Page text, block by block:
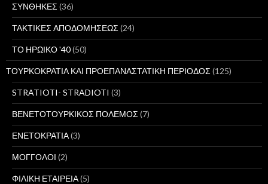
ΣΥΝΘΗΚΕΣ (36)
ΤΑΚΤΙΚΕΣ ΑΠΟΔΟΜΗΣΕΩΣ (24)
ΤΟ ΗΡΩΙΚΟ '40(50)
ΤΟΥΡΚΟΚΡΑΤΙΑ ΚΑΙ ΠΡΟΕΠΑΝΑΣΤΑΤΙΚΗ ΠΕΡΙΟΔΟΣ (125)
STRATIOTI- STRADIOTI (3)
ΒΕΝΕΤΟΤΟΥΡΚΙΚΟΣ ΠΟΛΕΜΟΣ (7)
ΕΝΕΤΟΚΡΑΤΙΑ(3)
ΜΟΓΓΟΛΟΙ (2)
ΦΙΛΙΚΗ ΕΤΑΙΡΕΙΑ(5)